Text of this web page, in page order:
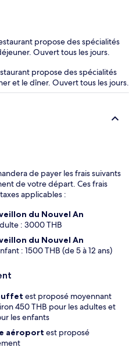
propose des spécialités
Ouvert tous les jours.
propose des spécialités
et le dîner. Ouvert tous les jours.
de payer les frais suivants
de votre départ. Ces frais
applicables :
du Nouvel An
: 3000 THB
du Nouvel An
: 1500 THB (de 5 à 12 ans)
est proposé moyennant
450 THB pour les adultes et
les enfants
aéroport est proposé